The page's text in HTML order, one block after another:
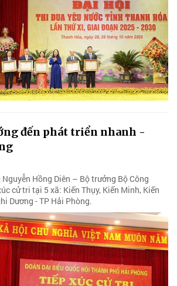
đến phát triển nhanh -
Hồng Diên – Bộ trưởng Bộ Công
cử tri tại 5 xã: Kiến Thụy, Kiến Minh, Kiến
Dương - TP Hải Phòng.